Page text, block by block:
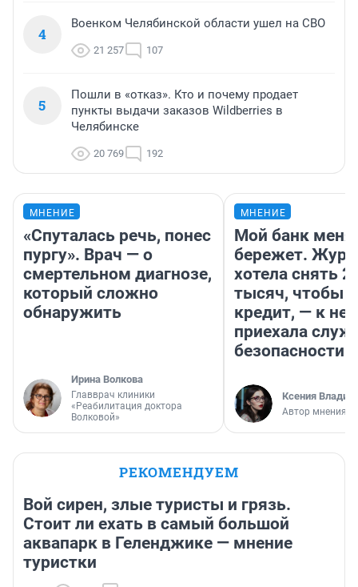
4
Военком Челябинской области ушел на СВО
21 257 107
5
Пошли в «отказ». Кто и почему продает
пункты выдачи заказов Wildberries в
Челябинске
20 769 192
МНЕНИЕ
«Спуталась речь, понес
пургу». Врач — о
смертельном диагнозе,
который сложно
обнаружить
Ирина Волкова
Главврач клиники
«Реабилитация доктора
Волковой»
МНЕНИЕ
Мой банк меня
бережет.
хотела снять
тысяч, чтобы
кредит, — к
приехала
безопасности
Ксения
Автор мнения
РЕКОМЕНДУЕМ
Вой сирен, злые туристы и грязь.
Стоит ли ехать в самый большой
аквапарк в Геленджике — мнение
туристки